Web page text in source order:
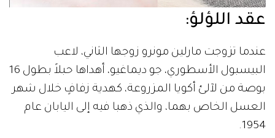
عقد اللؤلؤ:
عندما تزوجت مارلين مونرو زوجها الثاني، لاعب
البيسبول الأسطوري، جو ديماغيو، أهداها حبلاً بطول 16
بوصة من لآلئ أكويا المزروعة، كهدية زفافٍ خلال شهر
العسل الخاص بهما، والذي ذهبا فيه إلى اليابان عام
1954.